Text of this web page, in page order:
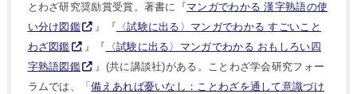
とわざ研究奨励賞受賞。著書に『マンガでわかる 漢字熟語の使
い分け図鑑
』『 〈試験に出る〉マンガでわかる すごいこと
わざ図鑑
』『
〈試験に出る〉マンガでわかる おもしろい四
字熟語図鑑
』(共に講談社)がある。ことわざ学会研究フォー
ラムでは、「備えあれば憂いなし：ことわざを通して意識づけ